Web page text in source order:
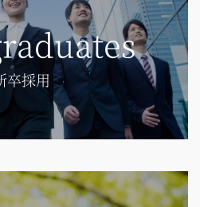
卒採用